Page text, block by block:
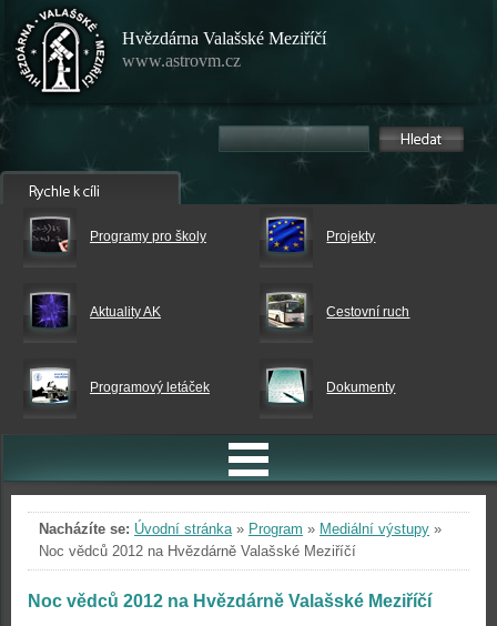
Hvězdárna Valašské Meziříčí
www.astrovm.cz
Programy pro školy Projekty
Aktuality AK Cestovní ruch
Programový letáček Dokumenty
Nacházíte se: Úvodní stránka» Program » Mediální výstupy »
Noc vědců 2012 na Hvězdárně Valašské Meziříčí
Noc vědců 2012 na Hvězdárně Valašské Meziříčí